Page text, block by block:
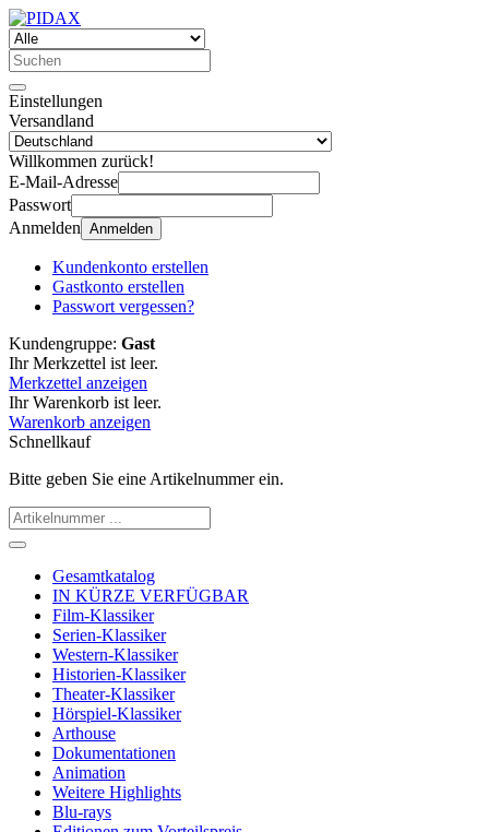
Einstellungen
Versandland
Willkommen zurück!
E-Mail-Adresse
Passwort
Anmelden Anmelden
Kundenkonto erstellen
Gastkonto erstellen
Passwort vergessen?
Kundengruppe: Gast
Ihr Merkzettel ist leer.
Merkzettel anzeigen
Ihr Warenkorb ist leer.
Warenkorb anzeigen
Schnellkauf
Bitte geben Sie eine Artikelnummer ein.
Gesamtkatalog
IN KÜRZE VERFÜGBAR
Film-Klassiker
Serien-Klassiker
Western-Klassiker
Historien-Klassiker
Theater-Klassiker
Hörspiel-Klassiker
Arthouse
Dokumentationen
Animation
Weitere Highlights
Blu-rays